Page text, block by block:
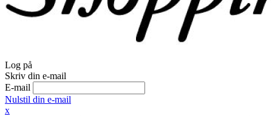
Log på
Skriv din e-mail
E-mail
Nulstil din e-mail
x